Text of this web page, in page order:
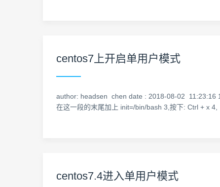
centos7上开启单用户模式
author: headsen chen date : 2018-08-02 11:23:16
在这一段的末尾加上 init=/bin/bash 3,按下: Ctrl + x
centos7.4进入单用户模式